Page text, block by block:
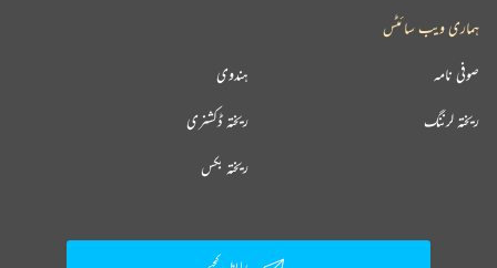
ہماری ویب سائٹس
ہندوی صوفی نامہ
ریختہ ڈکشنری ریختہ لرننگ
ریختہ بکس